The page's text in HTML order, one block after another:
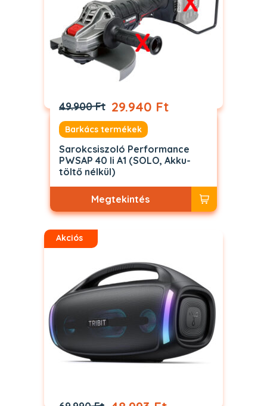
49.900 Ft 29.940 Ft
Barkács termékek
Sarokcsiszoló Performance
PWSAP 40 li A1 (SOLO, Akku-
töltő nélkül)
Megtekintés
Akciós